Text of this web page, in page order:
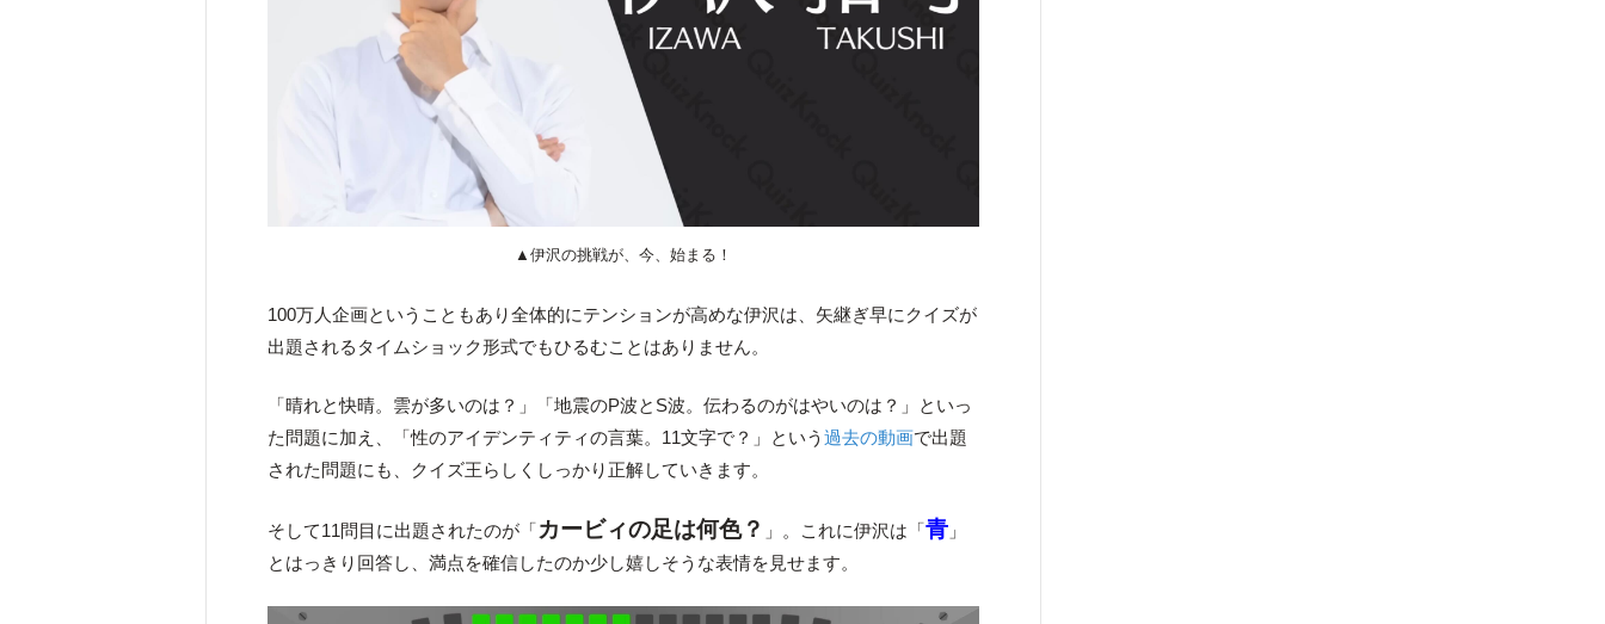
▲伊沢の挑戦が、今、始まる！
100万人企画ということもあり全体的にテンションが高めな伊沢は、矢継ぎ早にクイズが
出題されるタイムショック形式でもひるむことはありません。
「晴れと快晴。雲が多いのは？」「地震のP波とS波。伝わるのがはやいのは？」といっ
た問題に加え、「性のアイデンティティの言葉。11文字で？」という過去の動画で出題
された問題にも、クイズ王らしくしっかり正解していきます。
そして11問目に出題されたのが「カービィの足は何色？ 」。これに伊沢は「青 」
とはっきり回答し、満点を確信したのか少し嬉しそうな表情を見せます。